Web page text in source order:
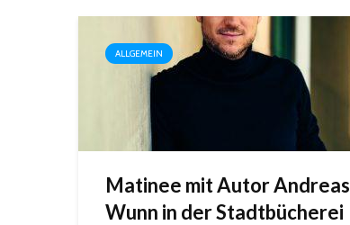
ALLGEMEIN
Matinee mit Autor Andreas
Wunn in der Stadtbücherei